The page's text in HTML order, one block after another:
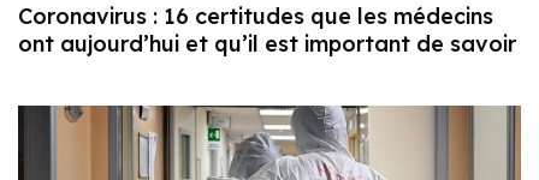
Coronavirus : 16 certitudes que les médecins
ont aujourd’hui et qu’il est important de savoir